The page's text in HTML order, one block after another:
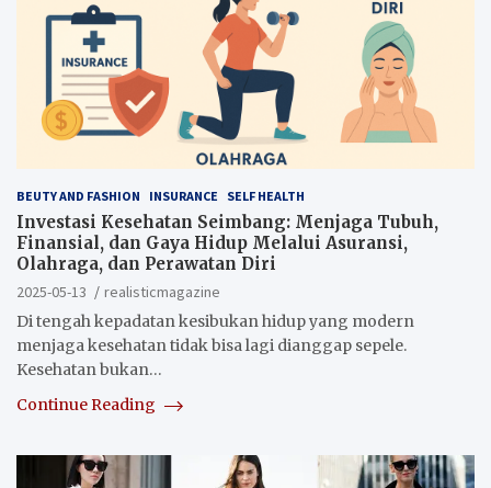
BEUTY AND FASHION INSURANCE SELF HEALTH
Investasi Kesehatan Seimbang: Menjaga Tubuh,
Finansial, dan Gaya Hidup Melalui Asuransi,
Olahraga, dan Perawatan Diri
2025-05-13
realisticmagazine
Di tengah kepadatan kesibukan hidup yang modern
menjaga kesehatan tidak bisa lagi dianggap sepele.
Kesehatan bukan…
Continue Reading